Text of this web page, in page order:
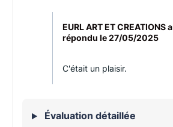
EURL ART ET CREATIONS a
répondu le27/05/2025
C'était un plaisir.
Évaluation détaillée